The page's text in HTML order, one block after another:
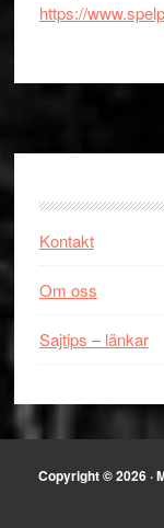
https://
Kontakt
Om oss
Sajtips – länkar
Copyright © 2026 ·